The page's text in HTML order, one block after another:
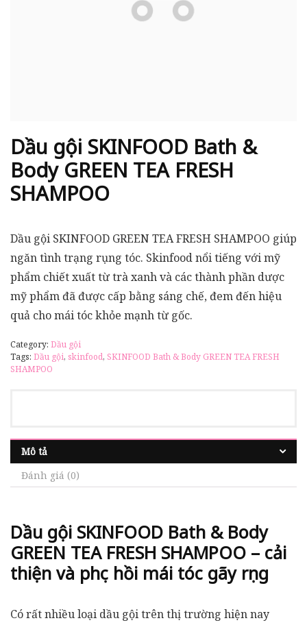
Dầu gội SKINFOOD Bath &
Body GREEN TEA FRESH
SHAMPOO
Dầu gội SKINFOOD GREEN TEA FRESH SHAMPOO giúp
ngăn tình trạng rụng tóc. Skinfood nổi tiếng với mỹ
phẩm chiết xuất từ trà xanh và các thành phần dược
mỹ phẩm đã được cấp bằng sáng chế, đem đến hiệu
quả cho mái tóc khỏe mạnh từ gốc.
Category: Dầu gội
Tags: Dầu gội, skinfood, SKINFOOD Bath & Body GREEN TEA FRESH
SHAMPOO
Mô tả
Đánh giá (0)
Dầu gội SKINFOOD Bath & Body
GREEN TEA FRESH SHAMPOO – cải
thiện và phục hồi mái tóc gãy rụng
Có rất nhiều loại dầu gội trên thị trường hiện nay